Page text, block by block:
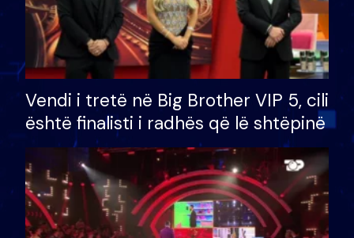
Vendi i tretë në Big Brother VIP 5, cili
është finalisti i radhës që lë shtëpinë